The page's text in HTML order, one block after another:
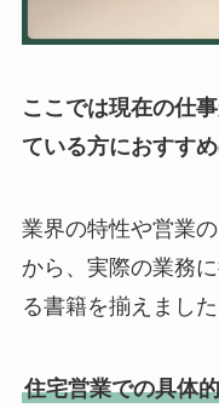
ここでは現在の仕
ている方におすす
業界の特性や営業
から、実際の業務
る書籍を揃えました
住宅営業での具体